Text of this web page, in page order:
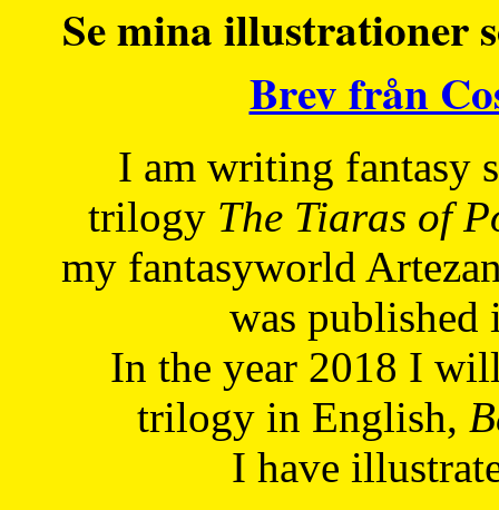
Se mina illustrationer
Brev från
I am writing fantasy
trilogy The Tiaras of
my fantasyworld
was published
In the year 2018 I
trilogy in English,
I have